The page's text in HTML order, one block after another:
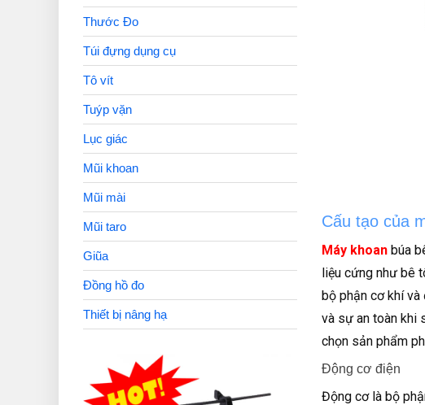
Cấu tạo của
Máy khoanbúa
liệu cứng như bê
bộ phận cơ khí
và sự an toàn khi
chọn sản phẩm
Động cơ điện
Động cơ là bộ
Thước Đo
Túi đựng dụng cụ
Tô vít
Tuýp vặn
Lục giác
Mũi khoan
Mũi mài
Mũi taro
Giũa
Đồng hồ đo
Thiết bị nâng hạ